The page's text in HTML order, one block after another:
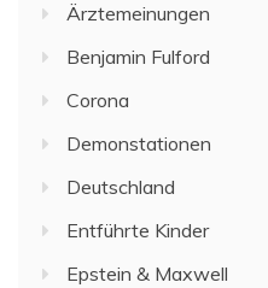
Ärztemeinungen
Benjamin Fulford
Corona
Demonstationen
Deutschland
Entführte Kinder
Epstein & Maxwell